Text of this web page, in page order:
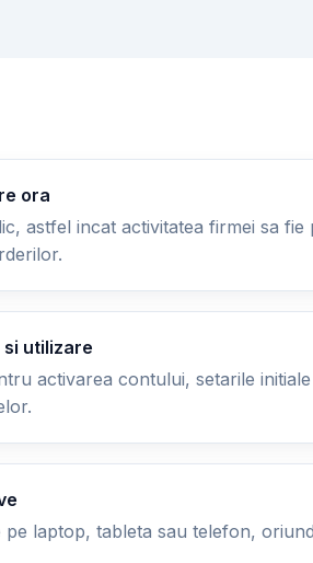
ora
astfel incat activitatea firmei sa fie
utilizare
activarea contului, setarile
laptop, tableta sau telefon,